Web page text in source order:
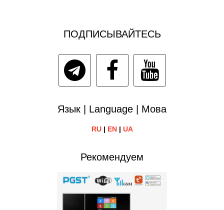
ПОДПИСЫВАЙТЕСЬ
Язык | Language | Мова
RU| EN| UA
Рекомендуем